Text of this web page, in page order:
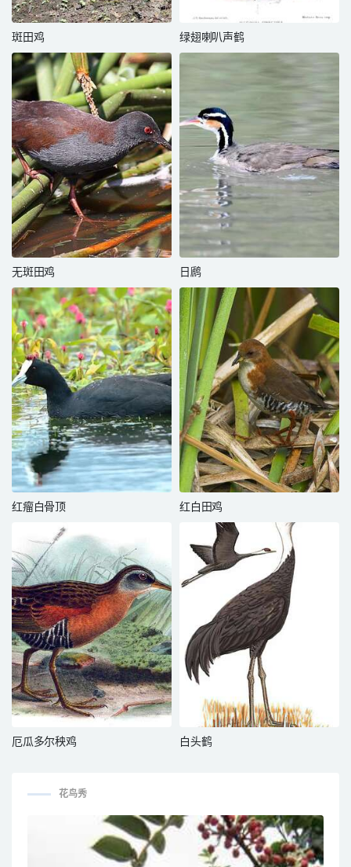
斑田鸡 绿翅喇叭声鹤
无斑田鸡 日䴘
红瘤白骨顶 红白田鸡
厄瓜多尔秧鸡 白头鹤
花鸟秀